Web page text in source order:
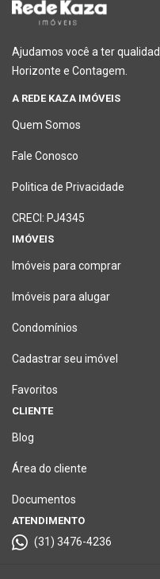
Ajudamos você a ter
Horizonte e Contagem.
A REDE KAZA IMÓVEIS
Quem Somos
Fale Conosco
Politica de Privacidade
CRECI: PJ4345
IMÓVEIS
Imóveis para comprar
Imóveis para alugar
Condomínios
Cadastrar seu imóvel
Favoritos
CLIENTE
Blog
Área do cliente
Documentos
ATENDIMENTO
(31) 3476-4236